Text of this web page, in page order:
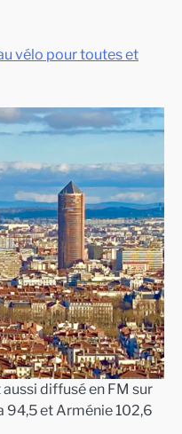
vélo pour toutes et
diffusé en FM sur
94,5 et Arménie 102,6